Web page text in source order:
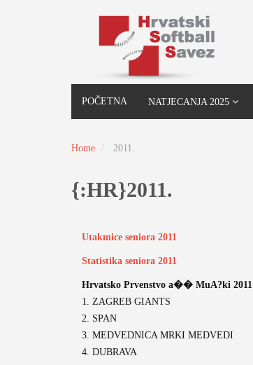
POČETNA NATJECANJA 2025
Home 2011.
{:HR}2011.
Utakmice seniora 2011
Statistika seniora 2011
Hrvatsko Prvenstvo a�� MuA?ki 2011
1. ZAGREB GIANTS
2. SPAN
3. MEDVEDNICA MRKI MEDVEDI
4. DUBRAVA